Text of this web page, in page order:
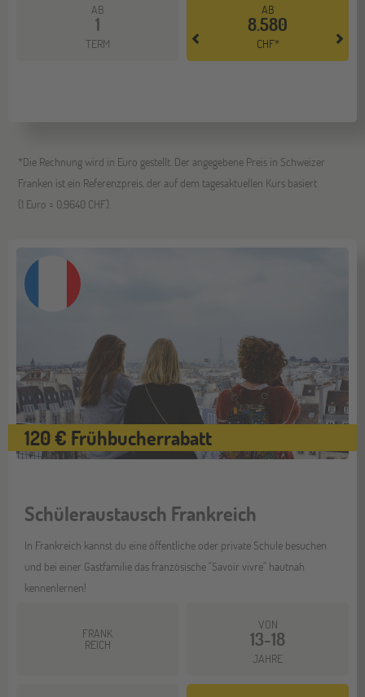
AB
1
TERM
AB
8.580
CHF*
*Die Rechnung wird in Euro gestellt. Der angegebene Preis in Schweizer
Franken ist ein Referenzpreis, der auf dem tagesaktuellen Kurs basiert
(1 Euro = 0,9640 CHF).
120 € Frühbucherrabatt
Schüleraustausch Frankreich
In Frankreich kannst du eine öffentliche oder private Schule besuchen
und bei einer Gastfamilie das französische "Savoir vivre" hautnah
kennenlernen!
FRANK
REICH
VON
13-18
JAHRE